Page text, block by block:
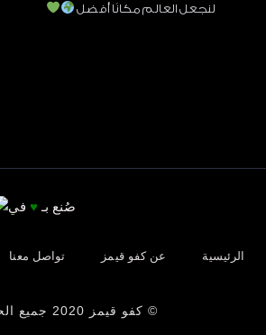
لنجعل العالم مكانًا أفضل
صُنع بـ ♥في
الرئيسية عن كفو قيمز تواصل معنا
© كفو قيمز 2020 جميع الحقوق محفوظة.